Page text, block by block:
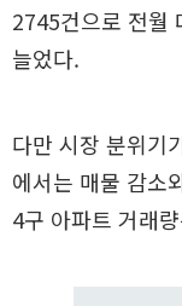
2745건으로 전월
늘었다.
다만 시장 분위기
에서는 매물 감소
4구 아파트 거래